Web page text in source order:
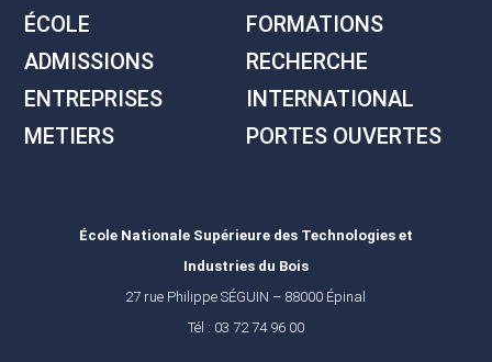
ÉCOLE
FORMATIONS
ADMISSIONS
RECHERCHE
ENTREPRISES
INTERNATIONAL
METIERS
PORTES OUVERTES
École Nationale Supérieure des Technologies et
Industries du Bois
27 rue Philippe SÉGUIN – 88000 Épinal
Tél : 03 72 74 96 00